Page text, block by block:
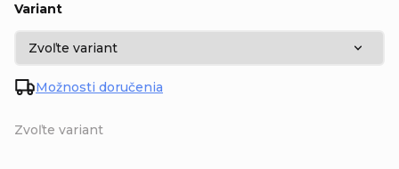
Zvoľte variant
Variant
Možnosti doručenia